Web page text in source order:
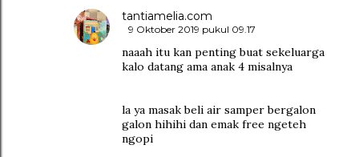
tantiamelia.com
9 Oktober 2019 pukul 09.17
naaah itu kan penting buat sekeluarga
kalo datang ama anak 4 misalnya
la ya masak beli air samper bergalon
galon hihihi dan emak free ngeteh
ngopi